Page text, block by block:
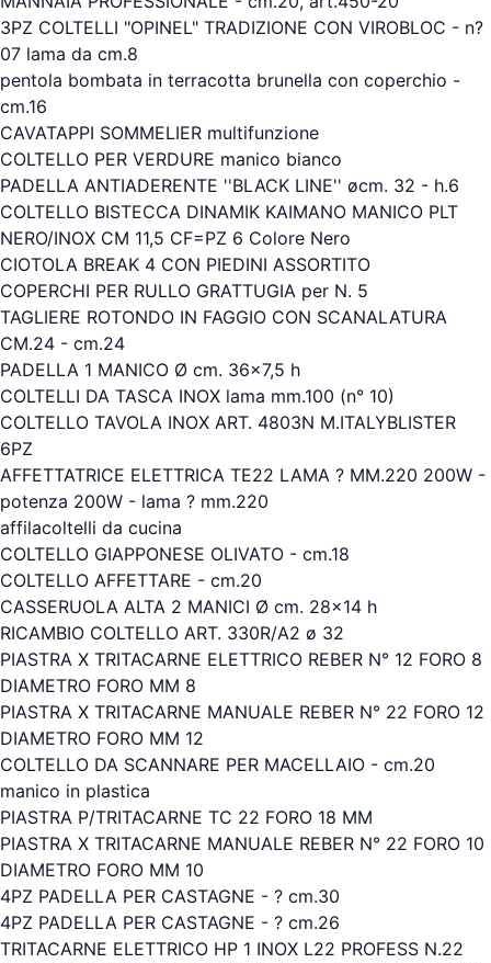
3PZ COLTELLI "OPINEL" TRADIZIONE CON VIROBLOC - n?
07 lama da cm.8
pentola bombata in terracotta brunella con coperchio -
cm.16
CAVATAPPI SOMMELIER multifunzione
COLTELLO PER VERDURE manico bianco
PADELLA ANTIADERENTE ''BLACK LINE'' øcm. 32 - h.6
COLTELLO BISTECCA DINAMIK KAIMANO MANICO PLT
NERO/INOX CM 11,5 CF=PZ 6 Colore Nero
CIOTOLA BREAK 4 CON PIEDINI ASSORTITO
COPERCHI PER RULLO GRATTUGIA per N. 5
TAGLIERE ROTONDO IN FAGGIO CON SCANALATURA
CM.24 - cm.24
PADELLA 1 MANICO Ø cm. 36x7,5 h
COLTELLI DA TASCA INOX lama mm.100 (n° 10)
COLTELLO TAVOLA INOX ART. 4803N M.ITALYBLISTER
6PZ
AFFETTATRICE ELETTRICA TE22 LAMA ? MM.220 200W -
potenza 200W - lama ? mm.220
affilacoltelli da cucina
COLTELLO GIAPPONESE OLIVATO - cm.18
COLTELLO AFFETTARE - cm.20
CASSERUOLA ALTA 2 MANICI Ø cm. 28x14 h
RICAMBIO COLTELLO ART. 330R/A2 ø 32
PIASTRA X TRITACARNE ELETTRICO REBER N° 12 FORO 8
DIAMETRO FORO MM 8
PIASTRA X TRITACARNE MANUALE REBER N° 22 FORO 12
DIAMETRO FORO MM 12
COLTELLO DA SCANNARE PER MACELLAIO - cm.20
manico in plastica
PIASTRA P/TRITACARNE TC 22 FORO 18 MM
PIASTRA X TRITACARNE MANUALE REBER N° 22 FORO 10
DIAMETRO FORO MM 10
4PZ PADELLA PER CASTAGNE - ? cm.30
4PZ PADELLA PER CASTAGNE - ? cm.26
TRITACARNE ELETTRICO HP 1 INOX L22 PROFESS N.22